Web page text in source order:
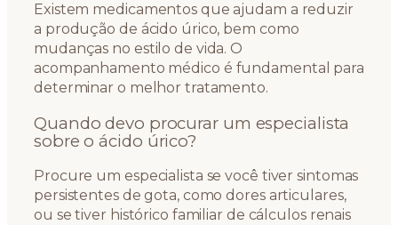
Existem medicamentos que ajudam a reduzir
a produção de ácido úrico, bem como
mudanças no estilo de vida. O
acompanhamento médico é fundamental para
determinar o melhor tratamento.
Quando devo procurar um especialista
sobre o ácido úrico?
Procure um especialista se você tiver sintomas
persistentes de gota, como dores articulares,
ou se tiver histórico familiar de cálculos renais